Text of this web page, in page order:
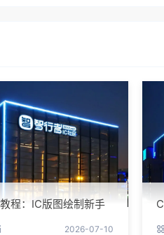
程：IC版图绘制新手
2026-07-10